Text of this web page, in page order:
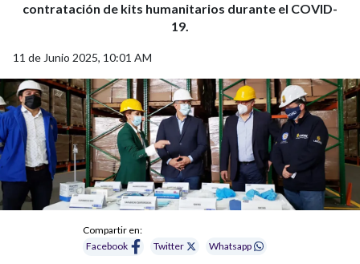
contratación de kits humanitarios durante el COVID-
19.
11 de Junio 2025, 10:01 AM
Compartir en:
Facebook
Twitter Whatsapp